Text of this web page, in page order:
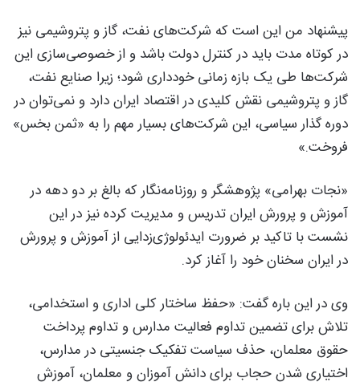
پیشنهاد من این است که شرکت‌های نفت، گاز و پتروشیمی نیز
در کوتاه مدت باید در کنترل دولت باشد و از خصوصی‌سازی این
شرکت‌ها طی یک بازه زمانی خودداری شود؛ زیرا صنایع نفت،
گاز و پتروشیمی نقش کلیدی در اقتصاد ایران دارد و نمی‌توان در
دوره گذار سیاسی، این شرکت‌های بسیار مهم را به «ثمن بخس»
فروخت.»
«نجات بهرامی» پژوهشگر و روزنامه‌نگار که بالغ بر دو دهه در
آموزش و پرورش ایران تدریس و مدیریت کرده نیز در این
نشست با تاکید بر ضرورت ایدئولوژی‌زدایی از آموزش و پرورش
در ایران سخنان خود را آغاز کرد.
وی در این باره گفت: «حفظ ساختار کلی اداری و استخدامی،
تلاش برای تضمین تداوم فعالیت مدارس و تداوم پرداخت
حقوق معلمان، حذف سیاست تفکیک جنسیتی در مدارس،
اختیاری شدن حجاب برای دانش آموزان و معلمان، آموزش